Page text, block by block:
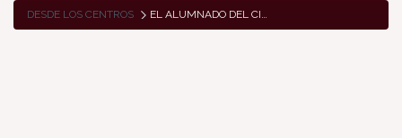
DESDE LOS CENTROS EL ALUMNADO DEL CICLO FORMATIVO DE GRADO SUPERIOR DE PROYECTOS DE EDIFICACIÓN DEL CENTRO VIRGEN DEL CAMINO,NOS MUESTRA A TRAVÉS DE UN VÍDEO SU PROYECTO FINAL